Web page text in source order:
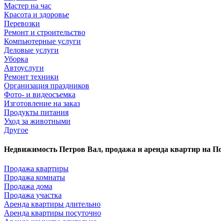
Мастер на час
Красота и здоровье
Перевозки
Ремонт и строительство
Компьютерные услуги
Деловые услуги
Уборка
Автоуслуги
Ремонт техники
Организация праздников
Фото- и видеосъемка
Изготовление на заказ
Продукты питания
Уход за животными
Другое
Недвижимость Петров Вал, продажа и аренда квартир на
Продажа квартиры
Продажа комнаты
Продажа дома
Продажа участка
Аренда квартиры длительно
Аренда квартиры посуточно